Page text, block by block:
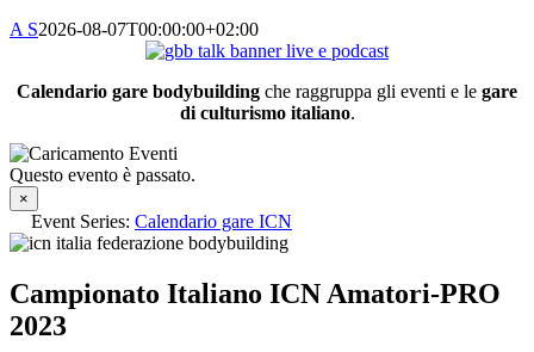
A S2026-08-07T00:00:00+02:00
Calendario gare bodybuilding che raggruppa gli eventi e le gare
di culturismo italiano.
Questo evento è passato.
×
Event Series: Calendario gare ICN
Campionato Italiano ICN Amatori-PRO
2023